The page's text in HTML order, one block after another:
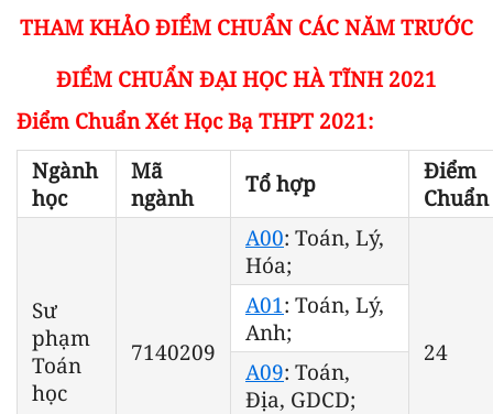
THAM KHẢO ĐIỂM CHUẨN CÁC NĂM TRƯỚC
ĐIỂM CHUẨN ĐẠI HỌC HÀ TĨNH 2021
Điểm Chuẩn Xét Học Bạ THPT 2021:
Ngành
học
Mã
ngành
Tổ hợp
Điểm
Chuẩn
Sư
phạm
Toán
học
7140209
A00: Toán, Lý,
Hóa;
24
A01 : Toán, Lý,
Anh;
A09: Toán,
Địa, GDCD;